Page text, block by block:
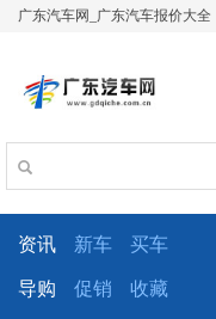
广东汽车网_广东汽车报价大全
资讯 新车 买车
导购 促销 收藏